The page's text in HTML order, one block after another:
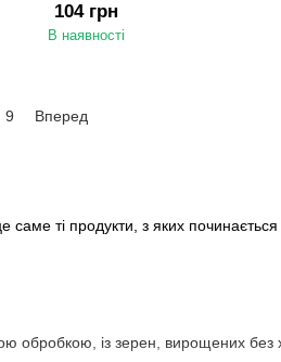
саме ті продукти, з яких
обробкою, із зерен, вирощених без
104 грн
В наявності
9 Вперед